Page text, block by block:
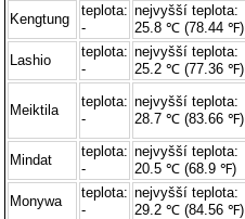
Kengtung
teplota:
-
nejvyšší teplota:
25.8 ℃ (78.44 ℉)
Lashio
teplota:
-
nejvyšší teplota:
25.2 ℃ (77.36 ℉)
Meiktila
teplota:
-
nejvyšší teplota:
28.7 ℃ (83.66 ℉)
Mindat
teplota:
-
nejvyšší teplota:
20.5 ℃ (68.9 ℉)
Monywa
teplota:
-
nejvyšší teplota:
29.2 ℃ (84.56 ℉)